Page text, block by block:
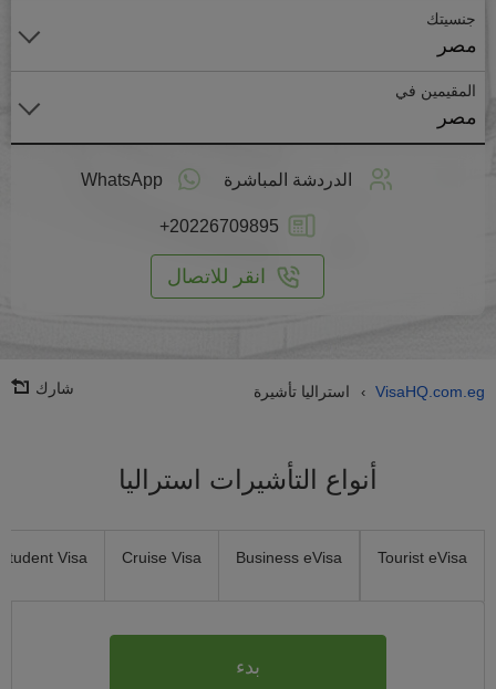
جنسيتك
مصر
المقيمين في
مصر
الدردشة المباشرة WhatsApp
+20226709895
انقر للاتصال
VisaHQ.com.eg
› استراليا تأشيرة شارك
أنواع التأشيرات استراليا
Tourist eVisa
Business eVisa
Cruise Visa
Student Visa
بدء